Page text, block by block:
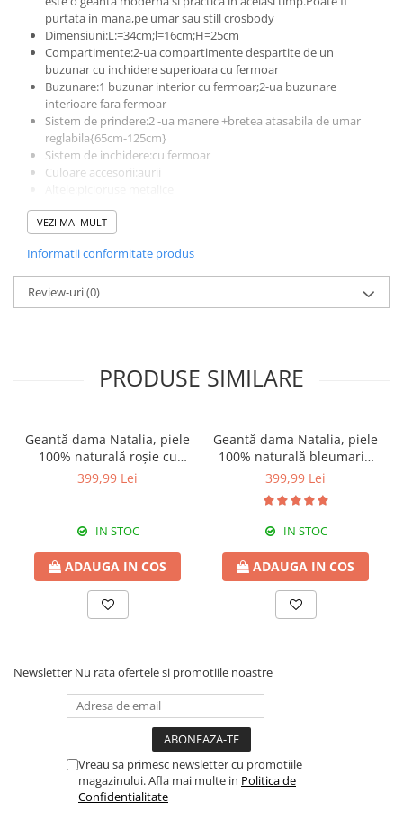
purtata in mana,pe umar sau still crosbody
Dimensiuni:L:=34cm;l=16cm;H=25cm
Compartimente:2-ua compartimente despartite de un
buzunar cu inchidere superioara cu fermoar
Buzunare:1 buzunar interior cu fermoar;2-ua buzunare
interioare fara fermoar
Sistem de prindere:2 -ua manere +bretea atasabila de umar
reglabila{65cm-125cm}
Sistem de inchidere:cu fermoar
Culoare accesorii:aurii
Produs lucrat manual in Italia din materiale de calitate
superioara
VEZI MAI MULT
Informatii conformitate produs
Review-uri(0)
PRODUSE SIMILARE
Geantă dama Natalia, piele
100% naturală roșie cu
aspect matlasat 8001
399,99 Lei
IN STOC
ADAUGA IN COS
Geantă dama Natalia, piele
100% naturală bleumarin
cu aspect matlasat,lant
auriu 8001
399,99 Lei
IN STOC
ADAUGA IN COS
Newsletter Nu rata ofertele si promotiile noastre
Vreau sa primesc newsletter cu promotiile
magazinului. Afla mai multe in Politica de
Confidentialitate